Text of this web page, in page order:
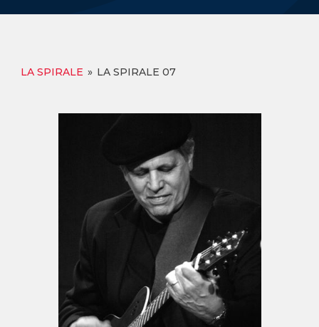
LA SPIRALE » LA SPIRALE 07